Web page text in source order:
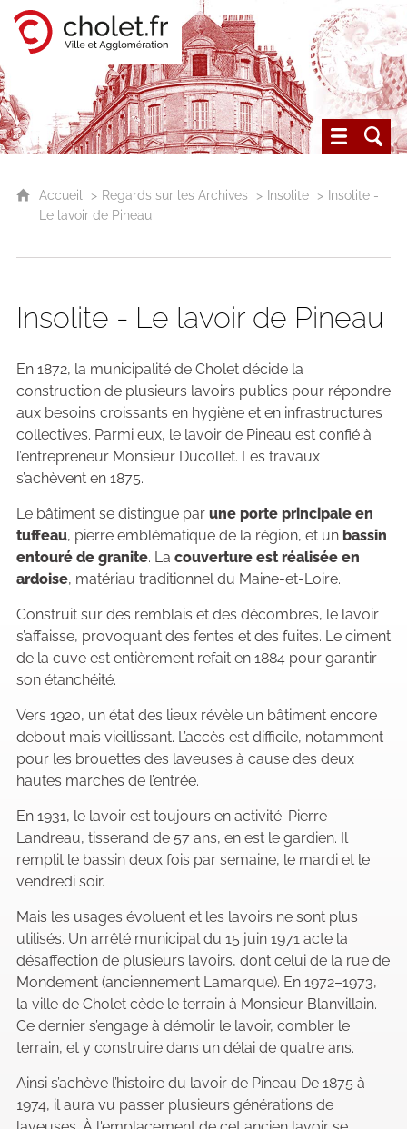
Cholet, ville et agglomérationLes archives du Choletais
Accueil Regards sur les Archives Insolite
Insolite -
Le lavoir de Pineau
Insolite - Le lavoir de Pineau
En 1872, la municipalité de Cholet décide la
construction de plusieurs lavoirs publics pour répondre
aux besoins croissants en hygiène et en infrastructures
collectives. Parmi eux, le lavoir de Pineau est confié à
l’entrepreneur Monsieur Ducollet. Les travaux
s’achèvent en 1875.
Le bâtiment se distingue par une porte principale en
tuffeau, pierre emblématique de la région, et unbassin
entouré de granite. La couverture est réalisée en
ardoise, matériau traditionnel du Maine-et-Loire.
Construit sur des remblais et des décombres, le lavoir
s’affaisse, provoquant des fentes et des fuites. Le ciment
de la cuve est entièrement refait en 1884 pour garantir
son étanchéité.
Vers 1920, un état des lieux révèle un bâtiment encore
debout mais vieillissant. L’accès est difficile, notamment
pour les brouettes des laveuses à cause des deux
hautes marches de l’entrée.
En 1931, le lavoir est toujours en activité. Pierre
Landreau, tisserand de 57 ans, en est le gardien. Il
remplit le bassin deux fois par semaine, le mardi et le
vendredi soir.
Mais les usages évoluent et les lavoirs ne sont plus
utilisés. Un arrêté municipal du 15 juin 1971 acte la
désaffection de plusieurs lavoirs, dont celui de la rue de
Mondement (anciennement Lamarque). En 1972–1973,
la ville de Cholet cède le terrain à Monsieur Blanvillain.
Ce dernier s’engage à démolir le lavoir, combler le
terrain, et y construire dans un délai de quatre ans.
Ainsi s’achève l’histoire du lavoir de Pineau De 1875 à
1974, il aura vu passer plusieurs générations de